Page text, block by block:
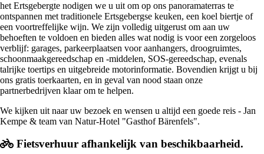
het Ertsgebergte nodigen we u uit om op ons panoramaterras te
ontspannen met traditionele Ertsgebergse keuken, een koel biertje of
een voortreffelijke wijn. We zijn volledig uitgerust om aan uw
behoeften te voldoen en bieden alles wat nodig is voor een zorgeloos
verblijf: garages, parkeerplaatsen voor aanhangers, droogruimtes,
schoonmaakgereedschap en -middelen, SOS-gereedschap, evenals
talrijke toertips en uitgebreide motorinformatie. Bovendien krijgt u bij
ons gratis toerkaarten, en in geval van nood staan onze
partnerbedrijven klaar om te helpen.
We kijken uit naar uw bezoek en wensen u altijd een goede reis - Jan
Kempe & team van Natur-Hotel "Gasthof Bärenfels".
Fietsverhuur afhankelijk van beschikbaarheid.